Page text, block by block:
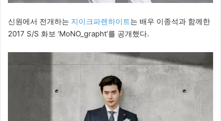
신원에서 전개하는 지이크파렌하이트는 배우 이종석과 함께한
2017 S/S 화보 ‘MoNO_grapht’를 공개했다.